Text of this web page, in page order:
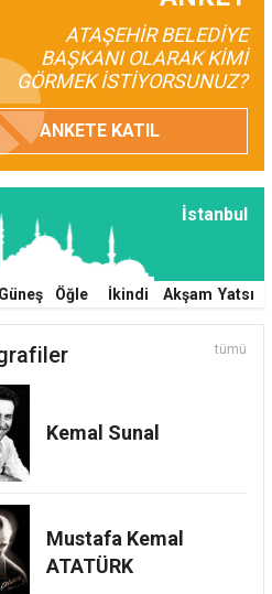
ATAŞEHİR BELEDİYE
BAŞKANI OLARAK KİMİ
GÖRMEK İSTİYORSUNUZ?
ANKETE KATIL
İstanbul
Güneş Öğle İkindi Akşam Yatsı
tümü
Kemal Sunal
Mustafa Kemal
ATATÜRK